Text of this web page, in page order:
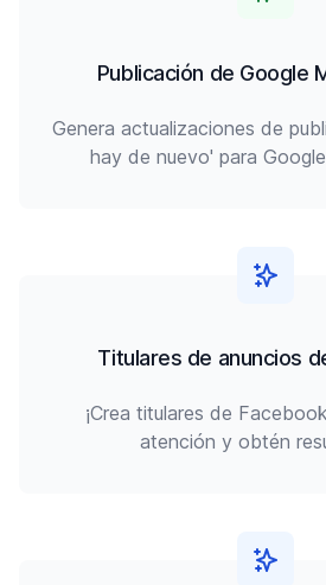
Publicación de Google
Genera actualizaciones de
hay de nuevo' para
Titulares de anuncios
¡Crea titulares de
atención y obtén